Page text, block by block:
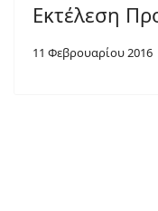
Εκτέλεση
11 Φεβρουαρίου 2016